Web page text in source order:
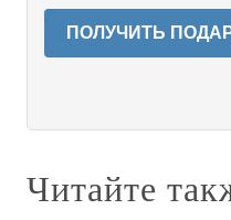
ПОЛУЧИТЬ
Читайте